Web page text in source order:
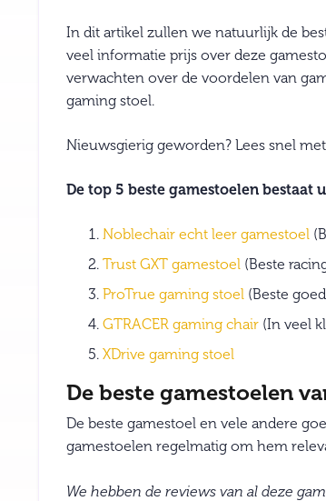
In dit artikel zullen we natuurlijk de
veel informatie prijs over deze
verwachten over de voordelen van
gaming stoel.
Nieuwsgierig geworden? Lees snel
De top 5 beste gamestoelen bestaat
Noblechair echt leer gamestoel
Trust GXT gamestoel (Beste
ProTrue gaming stoel (Beste
GTRACER gaming chair (In veel
XDrive gaming stoel
De beste gamestoelen
De beste gamestoel en vele andere
gamestoelen regelmatig om hem
We hebben de reviews van al deze